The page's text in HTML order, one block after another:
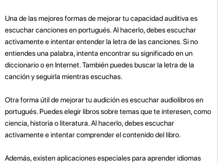
Una de las mejores formas de mejorar tu capacidad auditiva es
escuchar canciones en portugués. Al hacerlo, debes escuchar
activamente e intentar entender la letra de las canciones. Si no
entiendes una palabra, intenta encontrar su significado en un
diccionario o en Internet. También puedes buscar la letra de la
canción y seguirla mientras escuchas.
Otra forma útil de mejorar tu audición es escuchar audiolibros en
portugués. Puedes elegir libros sobre temas que te interesen, como
ciencia, historia o literatura. Al hacerlo, debes escuchar
activamente e intentar comprender el contenido del libro.
Además, existen aplicaciones especiales para aprender idiomas